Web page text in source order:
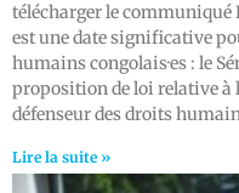
télécharger le communiqué
est une date significative
humains congolais·es : le
proposition de loi relative à
défenseur des droits
Lire la suite »